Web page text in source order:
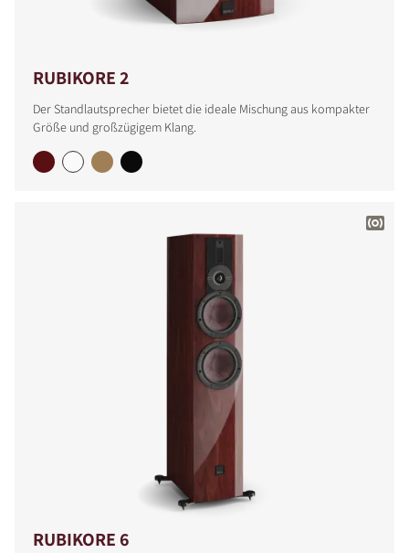
RUBIKORE 2
Der Standlautsprecher bietet die ideale Mischung aus kompakter
Größe und großzügigem Klang.
RUBIKORE 6
PRODUKTE VERGLEICHEN